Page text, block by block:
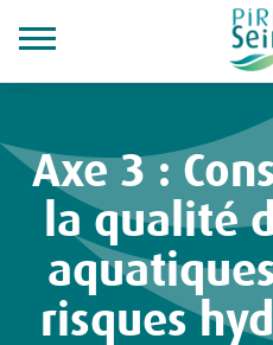
contenu
principal
Axe 3 : Construction de
la qualité
risques